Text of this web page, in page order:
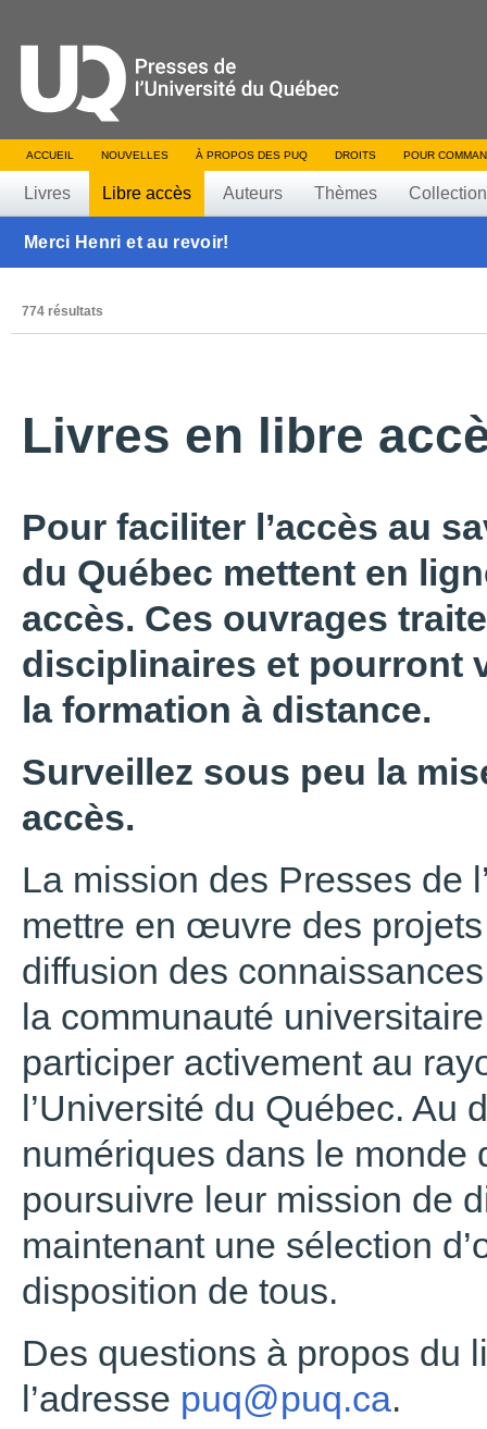
ACCUEIL NOUVELLES À PROPOS DES PUQ DROITS POUR
Livres Libre accès Auteurs Thèmes
Merci Henri et au revoir!
774 résultats
Livres en libre
Pour faciliter l’accès au
du Québec mettent en
accès. Ces ouvrages
disciplinaires et pourront
la formation à distance.
Surveillez sous peu la
accès.
La mission des Presses de
mettre en œuvre des
diffusion des
la communauté
participer activement au
l’Université du Québec. Au
numériques dans le monde
poursuivre leur mission de
maintenant une sélection
disposition de tous.
Des questions à propos du
l’adresse puq@puq.ca.